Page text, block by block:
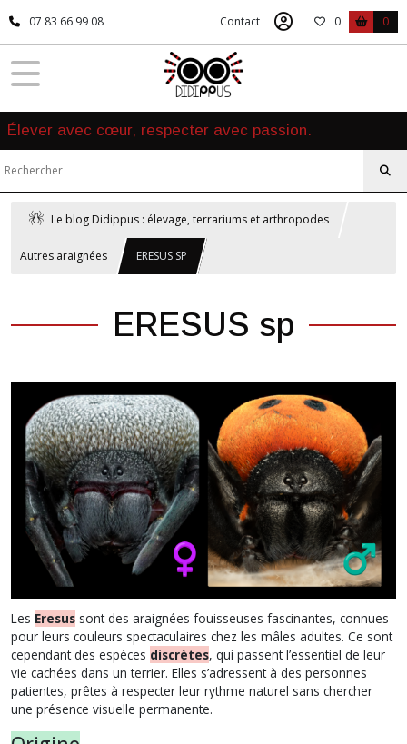
07 83 66 99 08 Contact 0 0
Élever avec cœur, respecter avec passion.
Le blog Didippus : élevage, terrariums et arthropodes
Autres araignées ERESUS SP
ERESUS sp
Les Eresus sont des araignées fouisseuses fascinantes, connues
pour leurs couleurs spectaculaires chez les mâles adultes. Ce sont
cependant des espèces discrètes, qui passent l’essentiel de leur
vie cachées dans un terrier. Elles s’adressent à des personnes
patientes, prêtes à respecter leur rythme naturel sans chercher
une présence visuelle permanente.